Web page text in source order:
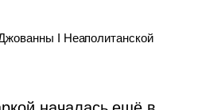
I Неаполитанской